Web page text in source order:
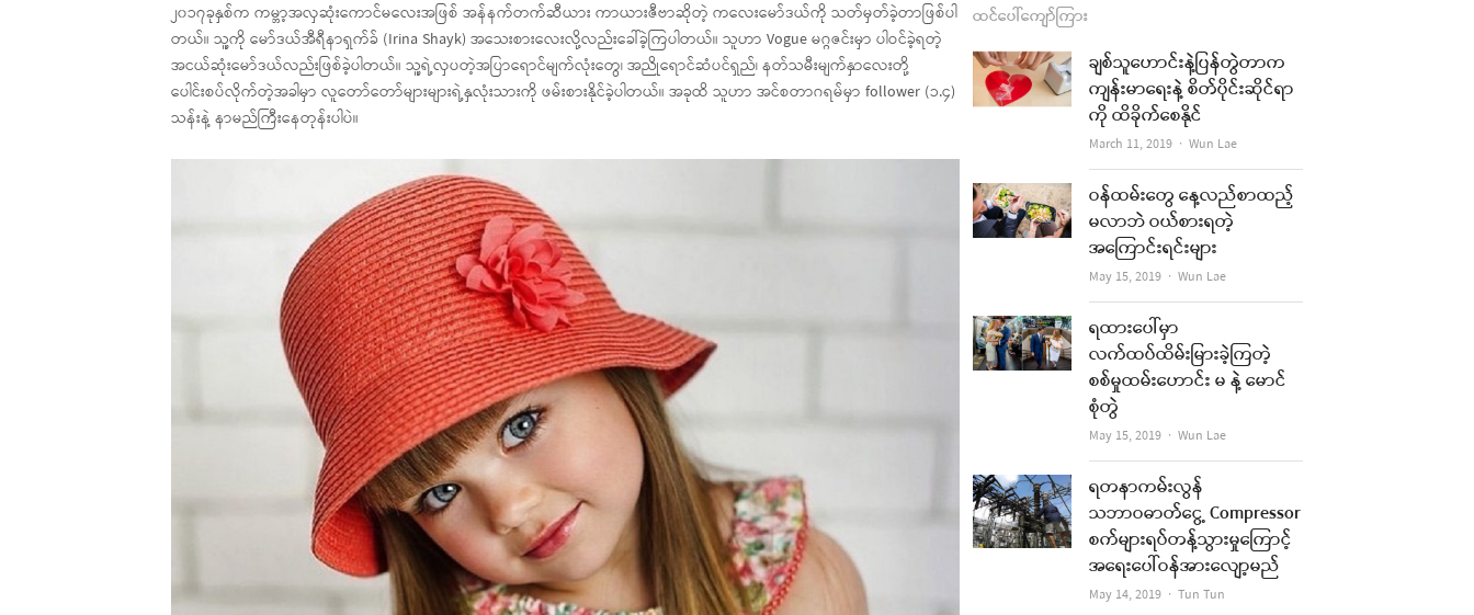
၂၀၁၇ခုနှစ်က ကမ္ဘာ့အလှဆုံးကောင်မလေးအဖြစ် အန်နက်တက်ဆီယား ကာယားဇီဗာဆိုတဲ့ ကလေးမော်ဒယ်ကို သတ်မှတ်ခဲ့တာဖြစ်ပါ
တယ်။ သူ့ကို မော်ဒယ်အီရီနာရှက်ခ် (Irina Shayk) အသေးစားလေးလို့လည်းခေါ်ခဲ့ကြပါတယ်။ သူဟာ Vogue မဂ္ဂဇင်းမှာ ပါဝင်ခဲ့ရတဲ့
အငယ်ဆုံးမော်ဒယ်လည်းဖြစ်ခဲ့ပါတယ်။ သူ့ရဲ့လှပတဲ့အပြာရောင်မျက်လုံးတွေ၊ အညိုရောင်ဆံပင်ရှည်၊ နတ်သမီးမျက်နှာလေးတို့
ပေါင်းစပ်လိုက်တဲ့အခါမှာ လူတော်တော်များများရဲ့နှလုံးသားကို ဖမ်းစားနိုင်ခဲ့ပါတယ်။ အခုထိ သူဟာ အင်စတာဂရမ်မှာ follower (၁.၄)
သန်းနဲ့ နာမည်ကြီးနေတုန်းပါပဲ။
ထင်ပေါ်ကျော်ကြား
ချစ်သူဟောင်းနဲ့ပြန်တွဲတာက
ကျန်းမာရေးနဲ့ စိတ်ပိုင်းဆိုင်ရာ
ကို ထိခိုက်စေနိုင်
March 11, 2019 Author
Wun Lae
ဝန်ထမ်းတွေ နေ့လည်စာထည့်
မလာဘဲ ဝယ်စားရတဲ့
အကြောင်းရင်းများ
May 15, 2019 Author
Wun Lae
ရထားပေါ်မှာ
လက်ထပ်ထိမ်းမြားခဲ့ကြတဲ့
စစ်မှုထမ်းဟောင်း မ နဲ့ မောင်
စုံတွဲ
May 15, 2019 Author
Wun Lae
ရတနာကမ်းလွန်
သဘာဝဓာတ်ငွေ့ Compressor
စက်များရပ်တန့်သွားမှုကြောင့်
အရေးပေါ်ဝန်အားလျော့မည်
May 14, 2019 Author
Tun Tun